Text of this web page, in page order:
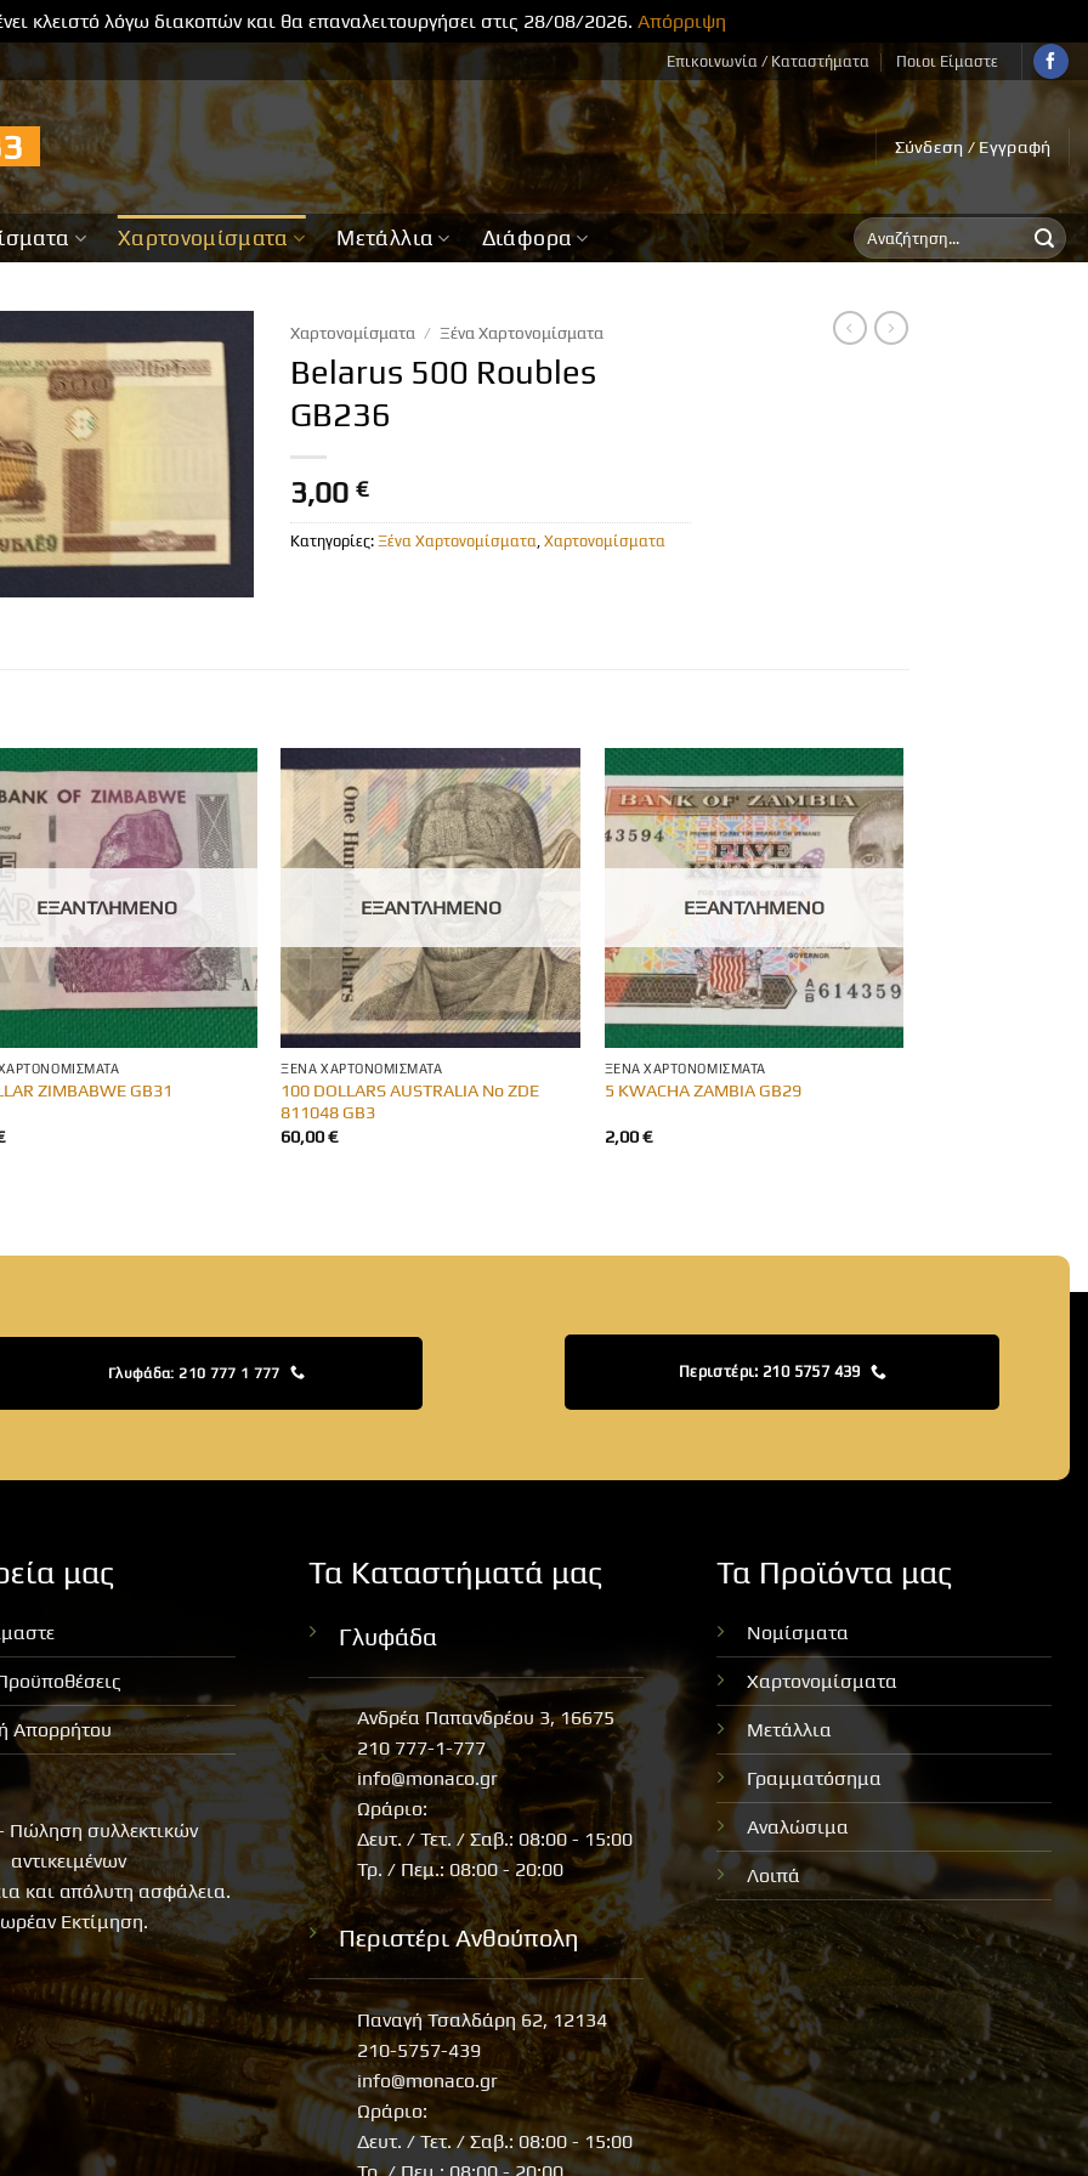
κλειστό λόγω διακοπών και θα επαναλειτουργήσει στις 28/08/2026.Απόρριψη
Επικοινωνία / Καταστήματα Ποιοι Είμαστε
Σύνδεση / Εγγραφή
Χαρτονομίσματα Μετάλλια Διάφορα
Αναζήτηση
για:
Χαρτονομίσματα / Ξένα Χαρτονομίσματα
Belarus 500 Roubles
GB236
3,00 €
Κατηγορίες: Ξένα Χαρτονομίσματα Χαρτονομίσματα
ΕΞΑΝΤΛΗΜΈΝΟ
ZIMBABWE GB31
ΕΞΑΝΤΛΗΜΈΝΟ
ΞΈΝΑ ΧΑΡΤΟΝΟΜΊΣΜΑΤΑ
100 DOLLARS AUSTRALIA No ZDE
811048 GB3
60,00€
ΕΞΑΝΤΛΗΜΈΝΟ
ΞΈΝΑ ΧΑΡΤΟΝΟΜΊΣΜΑΤΑ
5 KWACHA ZAMBIA GB29
2,00€
Γλυφάδα: 210 777 1 777 Περιστέρι: 210 5757 439
μας
Απορρήτου
Πώληση συλλεκτικών
αντικειμένων
και απόλυτη ασφάλεια.
Εκτίμηση.
Τα Καταστήματά μας
Γλυφάδα
Ανδρέα Παπανδρέου 3, 16675
210 777-1-777
info@monaco.gr
Ωράριο:
Δευτ. / Τετ. / Σαβ.: 08:00 - 15:00
Τρ. / Πεμ.: 08:00 - 20:00
Περιστέρι Ανθούπολη
Παναγή Τσαλδάρη 62, 12134
210-5757-439
info@monaco.gr
Ωράριο:
Δευτ. / Τετ. / Σαβ.: 08:00 - 15:00
Τα Προϊόντα μας
Νομίσματα
Χαρτονομίσματα
Μετάλλια
Γραμματόσημα
Αναλώσιμα
Λοιπά